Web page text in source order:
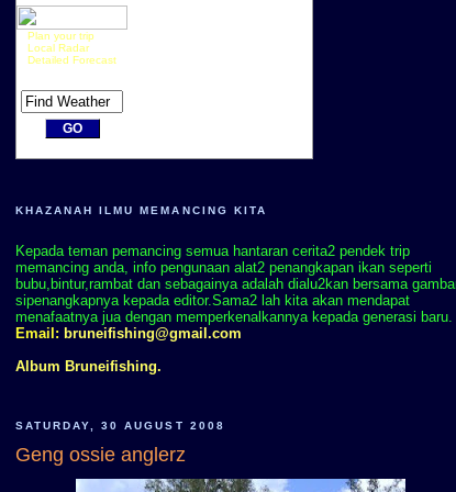
Plan your trip
Local Radar
Detailed Forecast
KHAZANAH ILMU MEMANCING KITA
Kepada teman pemancing semua hantaran cerita2 pendek trip
memancing anda, info pengunaan alat2 penangkapan ikan seperti
bubu,bintur,rambat dan sebagainya adalah dialu2kan bersama
sipenangkapnya kepada editor.Sama2 lah kita akan mendapat
menafaatnya jua dengan memperkenalkannya kepada generasi baru.
Email: bruneifishing@gmail.com
Album Bruneifishing.
SATURDAY, 30 AUGUST 2008
Geng ossie anglerz